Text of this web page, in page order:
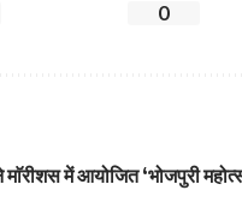
0
में आयोजित ‘भोजपुरी